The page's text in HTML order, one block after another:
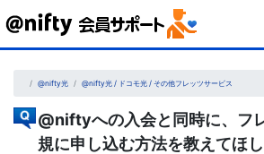
Skip
content @nifty光 @nifty光 / ドコモ光 / その他フレッツサービス
@niftyへの入会と同時に、フ
規に申し込む方法を教えてほ